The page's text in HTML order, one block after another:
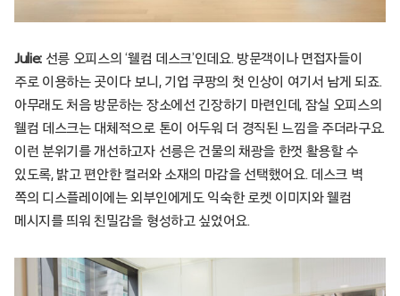
Julie: 선릉 오피스의 ‘웰컴 데스크’인데요. 방문객이나 면접자들이
주로 이용하는 곳이다 보니, 기업 쿠팡의 첫 인상이 여기서 남게 되죠.
아무래도 처음 방문하는 장소에선 긴장하기 마련인데, 잠실 오피스의
웰컴 데스크는 대체적으로 톤이 어두워 더 경직된 느낌을 주더라구요.
이런 분위기를 개선하고자 선릉은 건물의 채광을 한껏 활용할 수
있도록, 밝고 편안한 컬러와 소재의 마감을 선택했어요. 데스크 벽
쪽의 디스플레이에는 외부인에게도 익숙한 로켓 이미지와 웰컴
메시지를 띄워 친밀감을 형성하고 싶었어요.